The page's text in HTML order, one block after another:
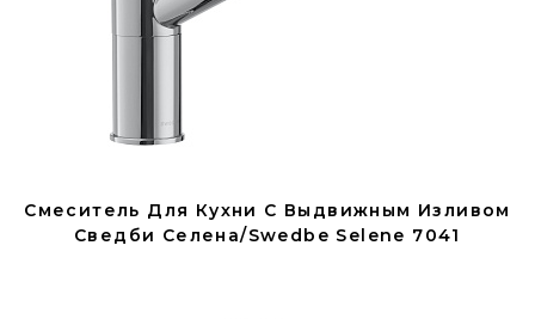
Смеситель Для Кухни С Выдвижным Изливом
Сведби Селена/Swedbe Selene 7041